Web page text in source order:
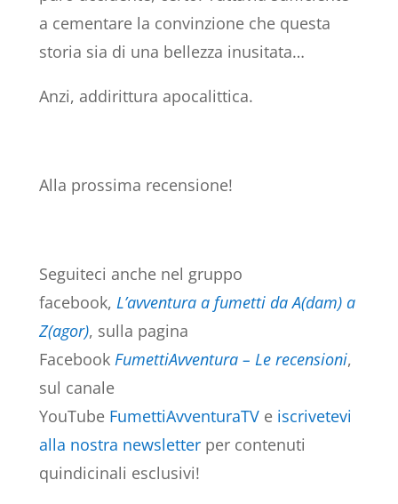
a cementare la convinzione che questa
storia sia di una bellezza inusitata…
Anzi, addirittura apocalittica.
Alla prossima recensione!
Seguiteci anche nel gruppo
facebook, L’avventura a fumetti da A(dam) a
Z(agor), sulla pagina
Facebook FumettiAvventura – Le recensioni,
sul canale
YouTube FumettiAvventuraTVe iscrivetevi
alla nostra newsletterper contenuti
quindicinali esclusivi!